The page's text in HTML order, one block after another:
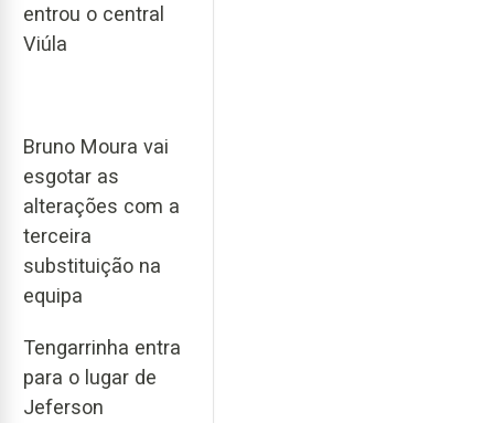
entrou o central
Viúla
Bruno Moura vai
esgotar as
alterações com a
terceira
substituição na
equipa
Tengarrinha entra
para o lugar de
Jeferson